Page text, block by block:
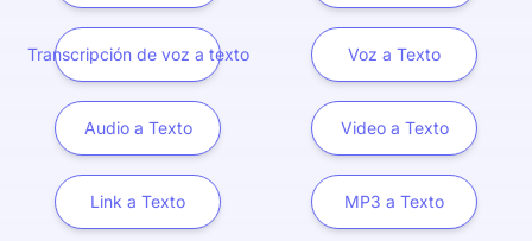
Transcripción de voz a texto Voz a Texto
Audio a Texto Video a Texto
Link a Texto MP3 a Texto